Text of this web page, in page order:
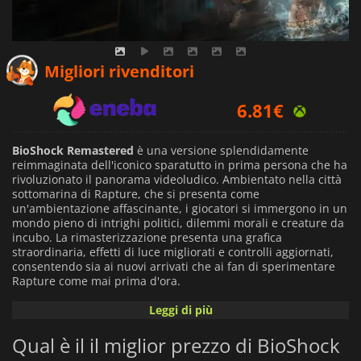
Migliori rivenditori
6.81€
4.29€
BioShock Remastered è una versione splendidamente
reimmaginata dell'iconico sparatutto in prima persona che ha
rivoluzionato il panorama videoludico. Ambientato nella città
sottomarina di Rapture, che si presenta come
un'ambientazione affascinante, i giocatori si immergono in un
mondo pieno di intrighi politici, dilemmi morali e creature da
incubo. La rimasterizzazione presenta una grafica
straordinaria, effetti di luce migliorati e controlli aggiornati,
consentendo sia ai nuovi arrivati che ai fan di sperimentare
Rapture come mai prima d'ora.
Navigando attraverso le inquietanti ambientazioni,
morali tortuose che metteranno in discussione il vostro
concetto di giusto e sbagliato e una narrazione coinvolgente
Leggi di più
Qual è il il miglior prezzo di BioShock